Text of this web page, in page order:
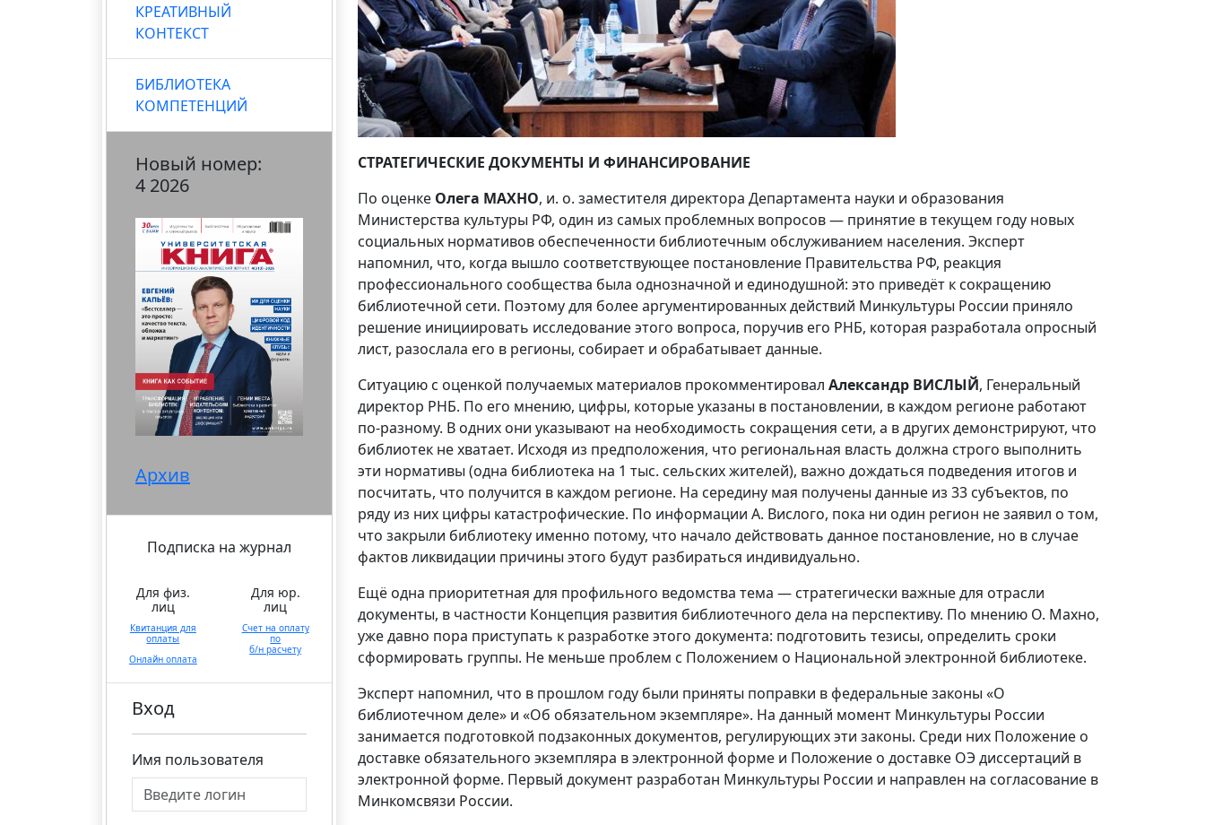
КРЕАТИВНЫЙ
КОНТЕКСТ
БИБЛИОТЕКА
КОМПЕТЕНЦИЙ
Новый номер:
4 2026
Архив
Подписка на журнал
Для физ.
лиц
Квитанция для
оплаты
Онлайн оплата
Для юр.
лиц
Счет на оплату
по
б/н расчету
Вход
Имя пользователя
СТРАТЕГИЧЕСКИЕ ДОКУМЕНТЫ И ФИНАНСИРОВАНИЕ
По оценке Олега МАХНО, и. о. заместителя директора Департамента науки и образования
Министерства культуры РФ, один из самых проблемных вопросов — принятие в текущем году новых
социальных нормативов обеспеченности библиотечным обслуживанием населения. Эксперт
напомнил, что, когда вышло соответствующее постановление Правительства РФ, реакция
профессионального сообщества была однозначной и единодушной: это приведёт к сокращению
библиотечной сети. Поэтому для более аргументированных действий Минкультуры России приняло
решение инициировать исследование этого вопроса, поручив его РНБ, которая разработала опросный
лист, разослала его в регионы, собирает и обрабатывает данные.
Ситуацию с оценкой получаемых материалов прокомментировал Александр ВИСЛЫЙ, Генеральный
директор РНБ. По его мнению, цифры, которые указаны в постановлении, в каждом регионе работают
по-разному. В одних они указывают на необходимость сокращения сети, а в других демонстрируют, что
библиотек не хватает. Исходя из предположения, что региональная власть должна строго выполнить
эти нормативы (одна библиотека на 1 тыс. сельских жителей), важно дождаться подведения итогов и
посчитать, что получится в каждом регионе. На середину мая получены данные из 33 субъектов, по
ряду из них цифры катастрофические. По информации А. Вислого, пока ни один регион не заявил о том,
что закрыли библиотеку именно потому, что начало действовать данное постановление, но в случае
фактов ликвидации причины этого будут разбираться индивидуально.
Ещё одна приоритетная для профильного ведомства тема — стратегически важные для отрасли
документы, в частности Концепция развития библиотечного дела на перспективу. По мнению О. Махно,
уже давно пора приступать к разработке этого документа: подготовить тезисы, определить сроки
сформировать группы. Не меньше проблем с Положением о Национальной электронной библиотеке.
Эксперт напомнил, что в прошлом году были приняты поправки в федеральные законы «О
библиотечном деле» и «Об обязательном экземпляре». На данный момент Минкультуры России
занимается подготовкой подзаконных документов, регулирующих эти законы. Среди них Положение о
доставке обязательного экземпляра в электронной форме и Положение о доставке ОЭ диссертаций в
электронной форме. Первый документ разработан Минкультуры России и направлен на согласование в
Минкомсвязи России.